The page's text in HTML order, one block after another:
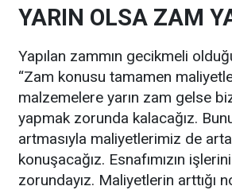
YARIN OLSA ZAM
Yapılan zammın gecikmeli
“Zam konusu tamamen
malzemelere yarın zam gelse
yapmak zorunda kalacağız.
artmasıyla maliyetlerimiz de
konuşacağız. Esnafımızın
zorundayız. Maliyetlerin arttığı